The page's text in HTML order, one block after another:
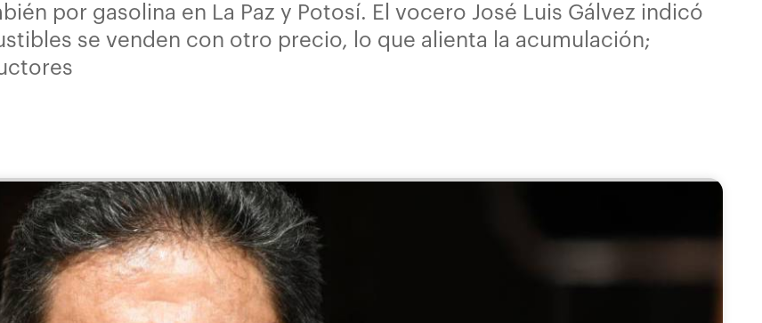
por gasolina en La Paz y Potosí. El vocero José Luis Gálvez indicó
se venden con otro precio, lo que alienta la acumulación;